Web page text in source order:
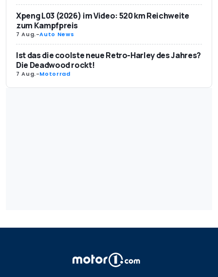
Xpeng L03 (2026) im Video: 520 km Reichweite
zum Kampfpreis
7 Aug.-Auto News
Ist das die coolste neue Retro-Harley des Jahres?
Die Deadwood rockt!
7 Aug.-Motorrad